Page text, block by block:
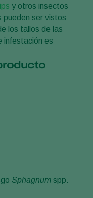
y otros insectos
pueden ser vistos
los tallos de las
infestación es
Sphagnum spp.